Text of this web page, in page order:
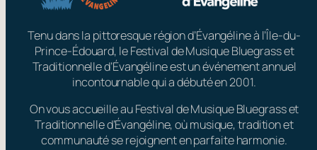
Tenu dans la pittoresque région d’Évangéline à l’Île-du-
Prince-Édouard, le Festival de Musique Bluegrass et
Traditionnelle d’Évangéline est un événement annuel
incontournable qui a débuté en 2001.
On vous accueille au Festival de Musique Bluegrass et
Traditionnelle d’Évangéline, où musique, tradition et
communauté se rejoignent en parfaite harmonie.